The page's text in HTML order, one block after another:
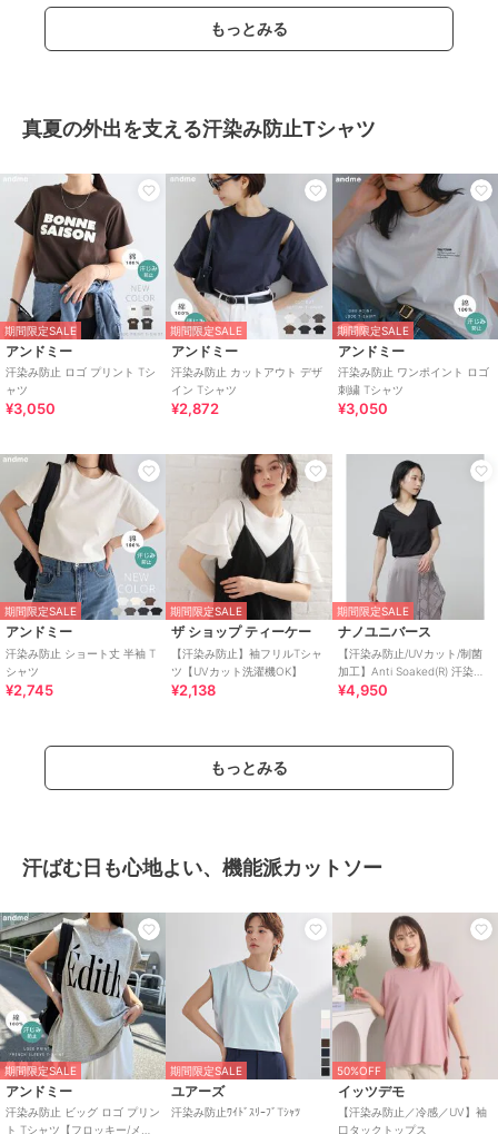
もっとみる
真夏の外出を支える汗染み防止Tシャツ
期間限定SALE
アンドミー
汗染み防止 ロゴ プリント Tシ
ャツ
¥3,050
期間限定SALE
アンドミー
汗染み防止 カットアウト デザ
イン Tシャツ
¥2,872
期間限定SALE
アンドミー
汗染み防止 ワンポイント ロゴ
刺繍 Tシャツ
¥3,050
期間限定SALE
アンドミー
汗染み防止 ショート丈 半袖 T
シャツ
¥2,745
期間限定SALE
ザ ショップ ティーケー
【汗染み防止】袖フリルTシャ
ツ【UVカット洗濯機OK】
¥2,138
期間限定SALE
ナノユニバース
【汗染み防止/UVカット/制菌
加工】Anti Soaked(R) 汗染み
防止VネックTシャツ
¥4,950
もっとみる
汗ばむ日も心地よい、機能派カットソー
期間限定SALE
アンドミー
汗染み防止 ビッグ ロゴ プリン
ト Tシャツ【フロッキー/メタ
期間限定SALE
ユアーズ
汗染み防止ﾜｲﾄﾞｽﾘｰﾌﾞTｼｬﾂ
50%OFF
イッツデモ
【汗染み防止／冷感／UV】袖
口タックトップス